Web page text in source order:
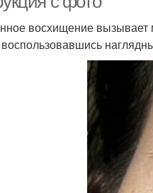
восхищение вызывает